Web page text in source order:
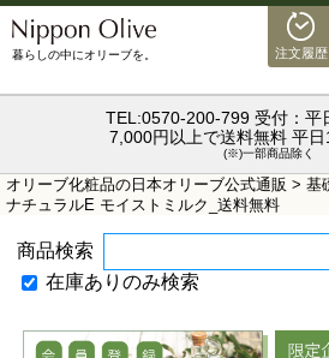
""
注文履歴
暮らしの中にオリーブを。
TEL:0570-200-799 受付：平
7,000円以上で送料無料 平
(※)一部商品除く
オリーブ化粧品の日本オリーブ公式通販 > 基
ナチュラルE モイストミルク_送料無料
商品検索
在庫ありのみ検索